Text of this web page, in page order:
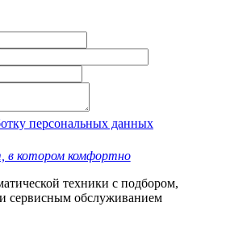
персональных данных
в котором комфортно
техники с подбором,
и сервисным обслуживанием